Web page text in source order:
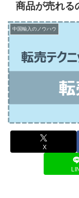
商品が売れる
中国輸入のノウハウ
X